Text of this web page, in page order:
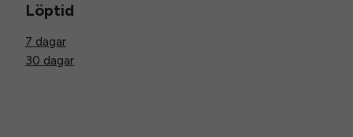
Löptid
7 dagar
30 dagar